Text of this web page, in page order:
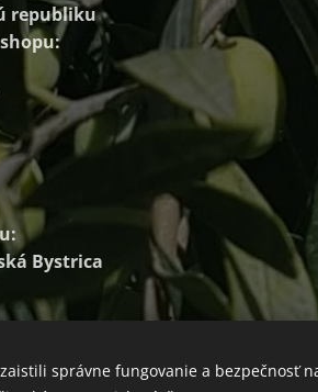
republiku
Bystrica
správne fungovanie a bezpečnosť